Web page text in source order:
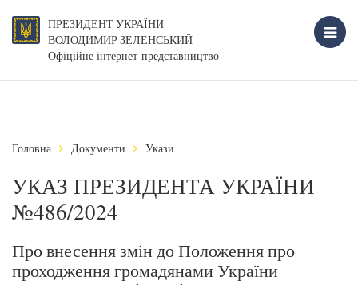
ПРЕЗИДЕНТ УКРАЇНИ
ВОЛОДИМИР ЗЕЛЕНСЬКИЙ
Офіційне інтернет-представництво
Головна Документи Укази
УКАЗ ПРЕЗИДЕНТА УКРАЇНИ
№486/2024
Про внесення змін до Положення про
проходження громадянами України